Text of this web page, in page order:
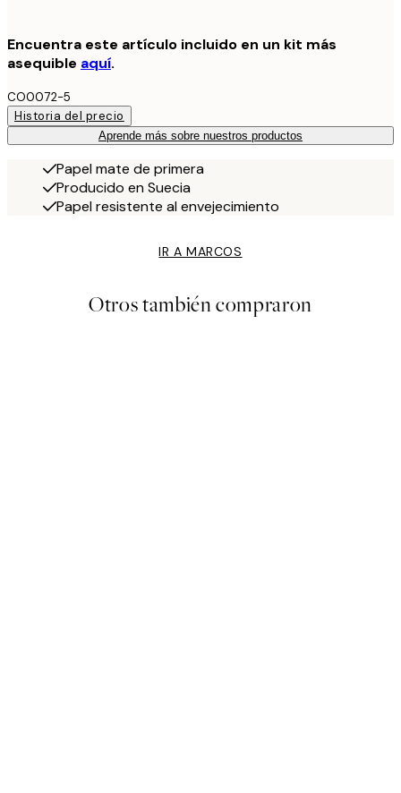
Encuentra este artículo incluido en un kit más
asequible aquí.
CO0072-5
Historia del precio
Aprende más sobre nuestros productos
Papel mate de primera
Producido en Suecia
Papel resistente al envejecimiento
IR A MARCOS
Otros también compraron